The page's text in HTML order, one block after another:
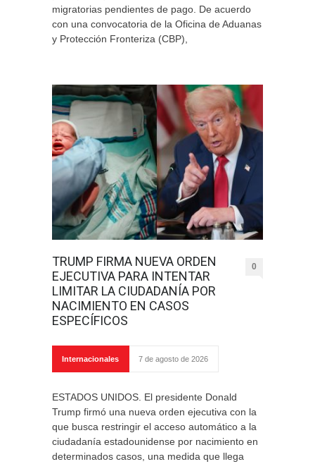
migratorias pendientes de pago. De acuerdo
con una convocatoria de la Oficina de Aduanas
y Protección Fronteriza (CBP),
TRUMP FIRMA NUEVA ORDEN
EJECUTIVA PARA INTENTAR
LIMITAR LA CIUDADANÍA POR
NACIMIENTO EN CASOS
ESPECÍFICOS
0
Internacionales 7 de agosto de 2026
ESTADOS UNIDOS. El presidente Donald
Trump firmó una nueva orden ejecutiva con la
que busca restringir el acceso automático a la
ciudadanía estadounidense por nacimiento en
determinados casos, una medida que llega